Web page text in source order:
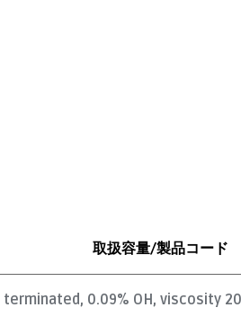
取扱容量/製品コード
0.09% OH, viscosity